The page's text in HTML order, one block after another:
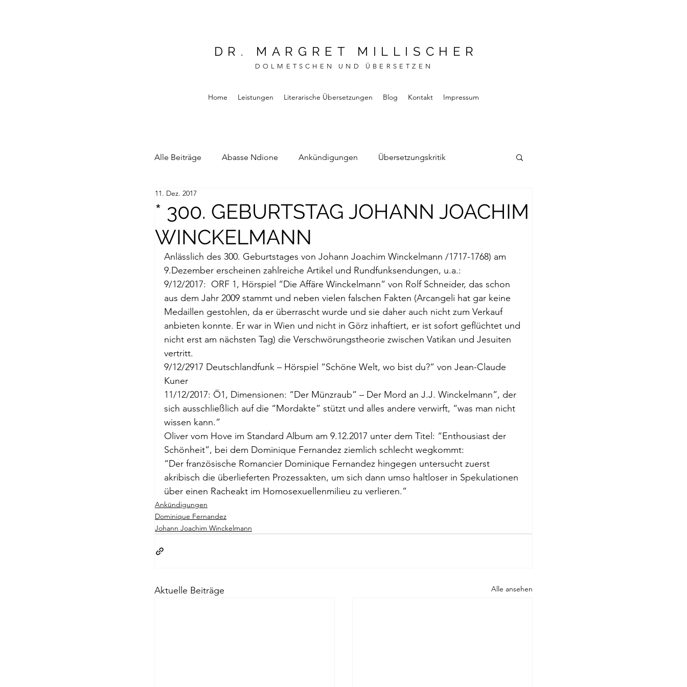
DR. MARGRET MILLISCHER
DOLMETSCHEN UND ÜBERSETZEN
Home Leistungen Literarische Übersetzungen Blog Kontakt Impressum
Alle Beiträge Abasse Ndione Ankündigungen Übersetzungskritik
Alain Blottiere
Briefe a. j. Marokkaner Die rote Schwalbe
Descartes Dominique Fernandez Driss Chraibi Edition Bernest
Edition Rugerup Dorothea Grünzweig Institut Francais
Jean-Michel Maulpoix Jean-Baptiste Para Jean-Paul Alègre
Johann Joachim Winckelmann Franz Schubert
Rainer Maria Rilke
* 300. GEBURTSTAG JOHANN JOACHIM
WINCKELMANN
11. Dez. 2017
Anlässlich des 300. Geburtstages von Johann Joachim Winckelmann /1717-1768) am
9.Dezember erscheinen zahlreiche Artikel und Rundfunksendungen, u.a.:
9/12/2017:  ORF 1, Hörspiel “Die Affäre Winckelmann” von Rolf Schneider, das schon
aus dem Jahr 2009 stammt und neben vielen falschen Fakten (Arcangeli hat gar keine
Medaillen gestohlen, da er überrascht wurde und sie daher auch nicht zum Verkauf
anbieten konnte. Er war in Wien und nicht in Görz inhaftiert, er ist sofort geflüchtet und
nicht erst am nächsten Tag) die Verschwörungstheorie zwischen Vatikan und Jesuiten
vertritt.
9/12/2917 Deutschlandfunk – Hörspiel “Schöne Welt, wo bist du?” von Jean-Claude
Kuner
11/12/2017: Ö1, Dimensionen: “Der Münzraub” – Der Mord an J.J. Winckelmann”, der
sich ausschließlich auf die “Mordakte” stützt und alles andere verwirft, “was man nicht
wissen kann.”
Oliver vom Hove im Standard Album am 9.12.2017 unter dem Titel: “Enthousiast der
Schönheit”, bei dem Dominique Fernandez ziemlich schlecht wegkommt:
“Der französische Romancier Dominique Fernandez hingegen untersucht zuerst
akribisch die überlieferten Prozessakten, um sich dann umso haltloser in Spekulationen
über einen Racheakt im Homosexuellenmilieu zu verlieren.”
Ankündigungen
Dominique Fernandez
Johann Joachim Winckelmann
Aktuelle Beiträge Alle ansehen